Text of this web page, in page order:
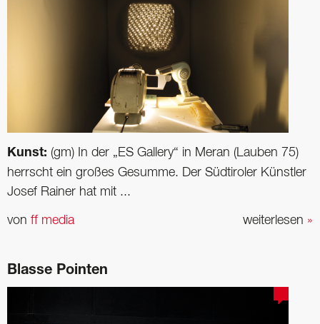
Kunst: (gm) In der „ES Gallery“ in Meran (Lauben 75)
herrscht ein großes Gesumme. Der Südtiroler Künstler
Josef Rainer hat mit ...
weiterlesen »
von ff media
Blasse Pointen